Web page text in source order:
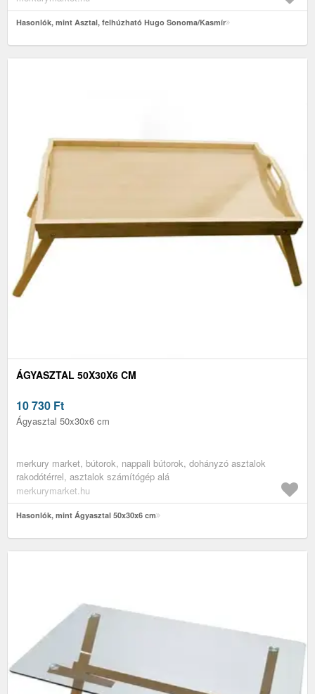
Hasonlók, mint Asztal, felhúzható Hugo Sonoma/Kasmír
ÁGYASZTAL 50X30X6 CM
10 730 Ft
Ágyasztal 50x30x6 cm
merkury market, bútorok, nappali bútorok, dohányzó asztalok
rakodótérrel, asztalok számítógép alá
merkurymarket.hu
Hasonlók, mint Ágyasztal 50x30x6 cm